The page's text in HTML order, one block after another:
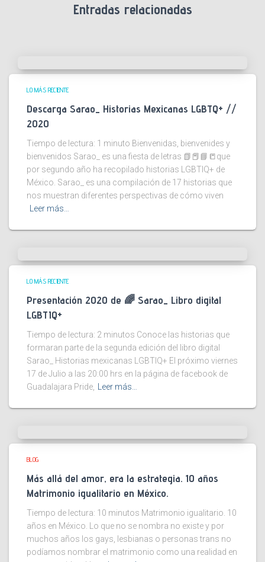
Entradas relacionadas
LO MÁS RECIENTE
Descarga Sarao_ Historias Mexicanas LGBTQ+ //
2020
Tiempo de lectura: 1 minuto Bienvenidas, bienvenides y
bienvenidos Sarao_ es una fiesta de letras 📗📕📘📒que
por segundo año ha recopilado historias LGBTIQ+ de
México. Sarao_ es una compilación de 17 historias que
nos muestran diferentes perspectivas de cómo viven
Leer más…
LO MÁS RECIENTE
Presentación 2020 de 🌈 Sarao_ Libro digital
LGBTIQ+
Tiempo de lectura: 2 minutos Conoce las historias que
formaran parte de la segunda edición del libro digital
Sarao_ Historias mexicanas LGBTIQ+ El próximo viernes
17 de Julio a las 20:00 hrs en la página de facebook de
Guadalajara Pride,
Leer más…
BLOG
Más allá del amor, era la estrategia. 10 años
Matrimonio igualitario en México.
Tiempo de lectura: 10 minutos Matrimonio igualitario. 10
años en México. Lo que no se nombra no existe y por
muchos años los gays, lesbianas o personas trans no
podíamos nombrar el matrimonio como una realidad en